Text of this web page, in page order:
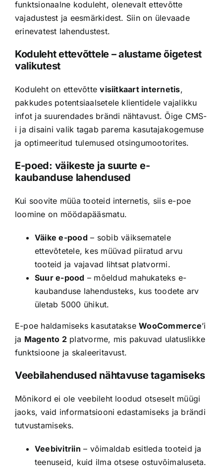
funktsionaalne koduleht, olenevalt ettevõtte
vajadustest ja eesmärkidest. Siin on ülevaade
erinevatest lahendustest.
Koduleht ettevõttele – alustame õigetest
valikutest
Koduleht on ettevõttevisiitkaart internetis,
pakkudes potentsiaalsetele klientidele vajalikku
infot ja suurendades brändi nähtavust. Õige CMS-
i ja disaini valik tagab parema kasutajakogemuse
ja optimeeritud tulemused otsingumootorites.
E-poed: väikeste ja suurte e-
kaubanduse lahendused
Kui soovite müüa tooteid internetis, siis e-poe
loomine on möödapääsmatu.
Väike e-pood – sobib väiksematele
ettevõtetele, kes müüvad piiratud arvu
tooteid ja vajavad lihtsat platvormi.
Suur e-pood – mõeldud mahukateks e-
kaubanduse lahendusteks, kus toodete arv
ületab 5000 ühikut.
E-poe haldamiseks kasutatakseWooCommerce’i
ja Magento 2platvorme, mis pakuvad ulatuslikke
funktsioone ja skaleeritavust.
Veebilahendused nähtavuse tagamiseks
Mõnikord ei ole veebileht loodud otseselt müügi
jaoks, vaid informatsiooni edastamiseks ja brändi
tutvustamiseks.
Veebivitriin – võimaldab esitleda tooteid ja
teenuseid, kuid ilma otsese ostuvõimaluseta.